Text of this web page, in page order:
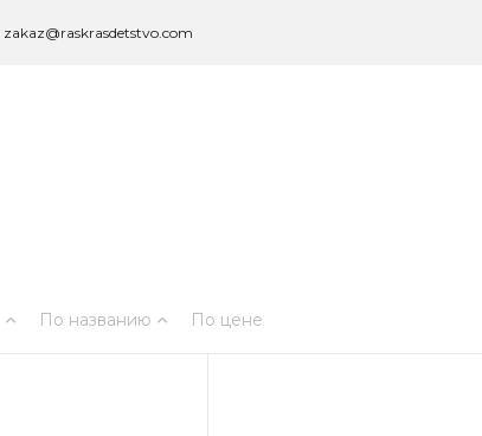
zakaz@raskrasdetstvo.com
По названию По цене